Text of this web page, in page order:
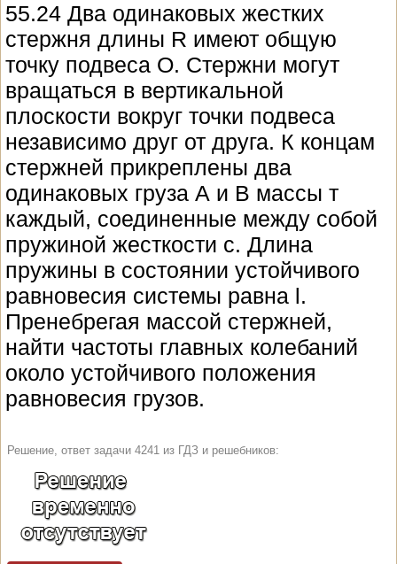
55.24 Два одинаковых жестких
стержня длины R имеют общую
точку подвеса O. Стержни могут
вращаться в вертикальной
плоскости вокруг точки подвеса
независимо друг от друга. К концам
стержней прикреплены два
одинаковых груза А и В массы т
каждый, соединенные между собой
пружиной жесткости c. Длина
пружины в состоянии устойчивого
равновесия системы равна l.
Пренебрегая массой стержней,
найти частоты главных колебаний
около устойчивого положения
равновесия грузов.
Решение, ответ задачи 4241 из ГДЗ и решебников: